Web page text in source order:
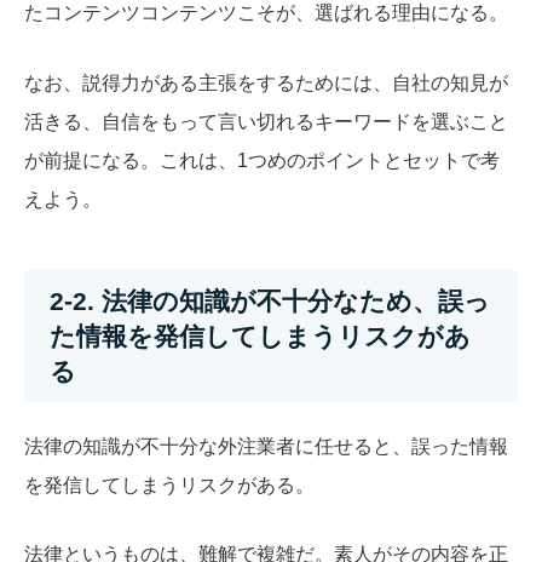
たコンテンツコンテンツこそが、選ばれる理由になる。
なお、説得力がある主張をするためには、自社の知見が
活きる、自信をもって言い切れるキーワードを選ぶこと
が前提になる。これは、1つめのポイントとセットで考
えよう。
2-2. 法律の知識が不十分なため、誤っ
た情報を発信してしまうリスクがあ
る
法律の知識が不十分な外注業者に任せると、誤った情報
を発信してしまうリスクがある。
法律というものは、難解で複雑だ。素人がその内容を正